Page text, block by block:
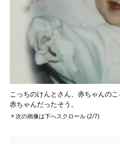
こっちのけんとさん、赤ちゃんの
赤ちゃんだったそう。
▼次の画像は下へスクロール (2/7)